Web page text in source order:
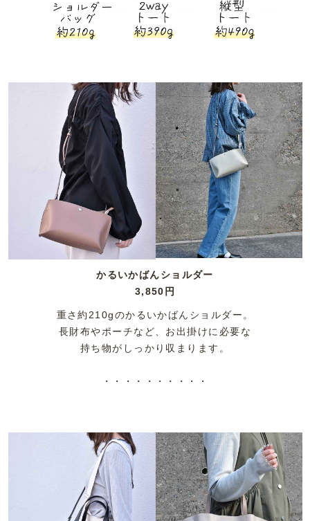
かるいかばんショルダー
3,850円
重さ約210gのかるいかばんショルダー。
長財布やポーチなど、お出掛けに必要な
持ち物がしっかり収まります。
・・・・・・・・・・